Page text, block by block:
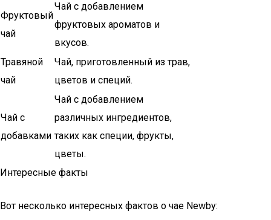
Фруктовый
чай
Чай с добавлением
фруктовых ароматов и
вкусов.
Травяной
чай
Чай, приготовленный из трав,
цветов и специй.
Чай с
добавками
Чай с добавлением
различных ингредиентов,
таких как специи, фрукты,
цветы.
Интересные факты
Вот несколько интересных фактов о чае Newby: